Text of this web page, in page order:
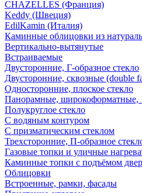
CHAZELLES (Франция)
Keddy (Швеция)
EdilKamin (Италия)
Каминные облицовки из
Вертикально-вытянутые
Встраиваемые
Двусторонние, Г-образное стекло
Двусторонние, сквозные (double
Односторонние, плоское стекло
Панорамные, широкоформатные,
Полукруглое стекло
С водяным контуром
С призматическим стеклом
Трехсторонние, П-образное
Газовые топки и уличные
Каминные топки с подъёмом
Облицовки
Встроенные, рамки, фасады